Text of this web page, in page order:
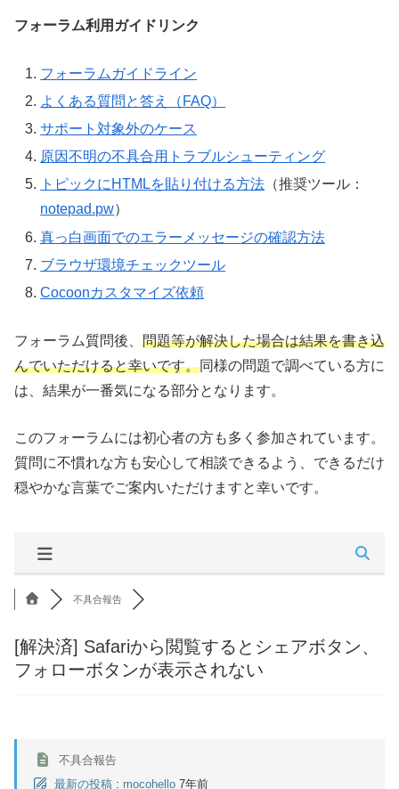
フォーラム利用ガイドリンク
フォーラムガイドライン
よくある質問と答え（FAQ）
サポート対象外のケース
原因不明の不具合用トラブルシューティング
トピックにHTMLを貼り付ける方法 （推奨ツール：
notepad.pw）
真っ白画面でのエラーメッセージの確認方法
ブラウザ環境チェックツール
Cocoonカスタマイズ依頼
フォーラム質問後、 問題等が解決した場合は結果を書き込
んでいただけると幸いです。同様の問題で調べている方に
は、結果が一番気になる部分となります。
このフォーラムには初心者の方も多く参加されています。
質問に不慣れな方も安心して相談できるよう、できるだけ
穏やかな言葉でご案内いただけますと幸いです。
不具合報告
[解決済] Safariから閲覧するとシェアボタン、
フォローボタンが表示されない
不具合報告
最新の投稿 : mocohello 7年前